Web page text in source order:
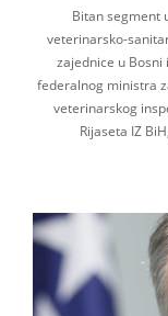
Bitan segment
veterinarsko-
zajednice u
federalnog ministra
veterinarskog
Rijaseta IZ